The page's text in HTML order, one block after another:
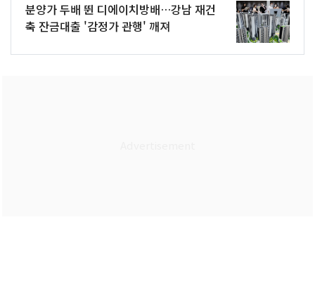
분양가 두배 뛴 디에이치방배…강남 재건
축 잔금대출 '감정가 관행' 깨져